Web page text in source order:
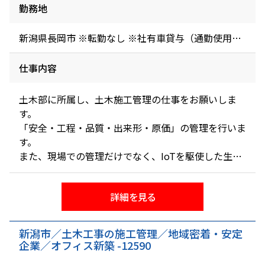
勤務地
新潟県長岡市 ※転勤なし ※社有車貸与（通勤使用
仕事内容
土木部に所属し、土木施工管理の仕事をお願いしま
す。
「安全・工程・品質・出来形・原価」の管理を行いま
す。
また、現場での管理だけでなく、IoTを駆使した生産
性の向上も担います。※建設の実作業は伴いません。
詳細を見る
新潟市／土木工事の施工管理／地域密着・安定
企業／オフィス新築 -12590